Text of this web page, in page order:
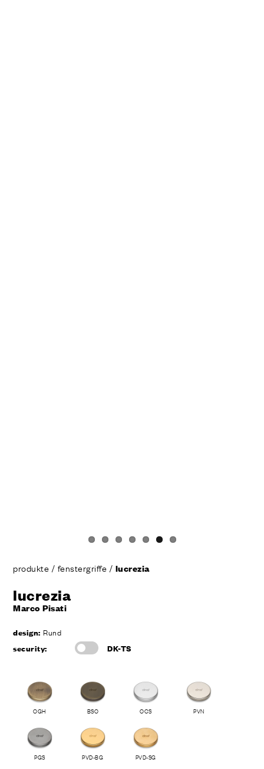
produkte / fenstergriffe / lucrezia
lucrezia
Marco Pisati
design: Rund
security:
DK-TS
OGH BSO OCS PVN
PGS PVD-BG PVD-SG